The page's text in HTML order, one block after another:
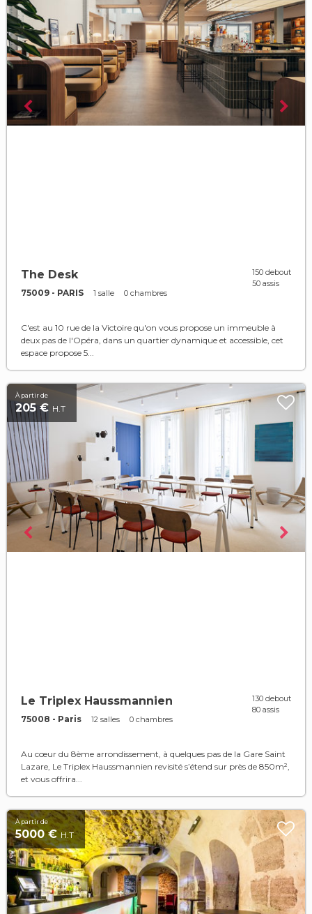
The Desk
75009 - PARIS 1 salle 0 chambres
150 debout
50 assis
C'est au 10 rue de la Victoire qu'on vous propose un immeuble à
deux pas de l'Opéra, dans un quartier dynamique et accessible, cet
espace propose 5...
À partir de
205 € H.T
Le Triplex Haussmannien
75008 - Paris 12 salles 0 chambres
130 debout
80 assis
Au cœur du 8ème arrondissement, à quelques pas de la Gare Saint
Lazare, Le Triplex Haussmannien revisité s’étend sur près de 850m²,
et vous offrira...
À partir de
5000 € H.T